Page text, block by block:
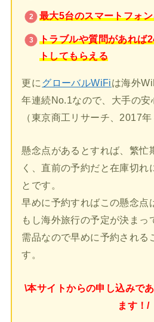
最大5台のスマートフォ
トラブルや質問があれば
トしてもらえる
更に グローバルWiFiは海外
年連続No.1なので、大手の安
（東京商工リサーチ、2017
懸念点があるとすれば、繁忙
く、直前の予約だと在庫切れ
とです。
早めに予約すればこの懸念点
もし海外旅行の予定が決まっ
需品なので早めに予約される
す。
\本サイトからの申し込みで
ます！/